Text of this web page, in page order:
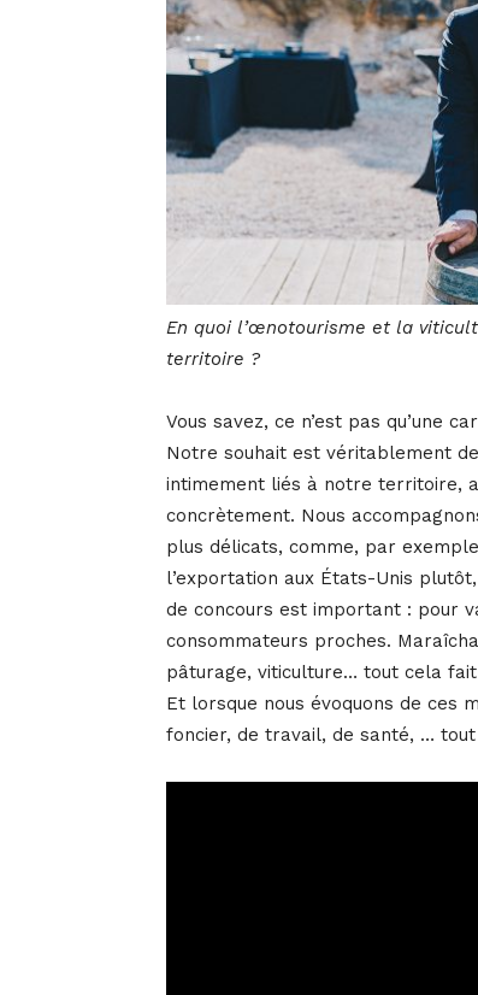
En quoi l’œnotourisme et la
territoire ?
Vous savez, ce n’est pas qu’une
Notre souhait est véritablement
intimement liés à notre territoire,
concrètement. Nous
plus délicats, comme, par
l’exportation aux États-Unis
de concours est important : pour
consommateurs proches.
pâturage, viticulture… tout cela
Et lorsque nous évoquons de ces
foncier, de travail, de santé, … tout